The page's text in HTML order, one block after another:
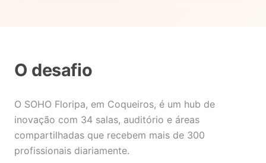
O desafio
O SOHO Floripa, em Coqueiros, é um hub de
inovação com 34 salas, auditório e áreas
compartilhadas que recebem mais de 300
profissionais diariamente.